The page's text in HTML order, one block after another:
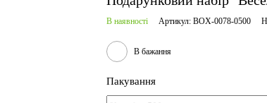
В наявності Артикул: BOX-0078-0500
В бажання
Пакування